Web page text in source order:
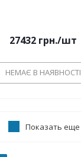
27432 грн./шт
НЕМАЄ В НАЯВНОСТІ
Показать еще